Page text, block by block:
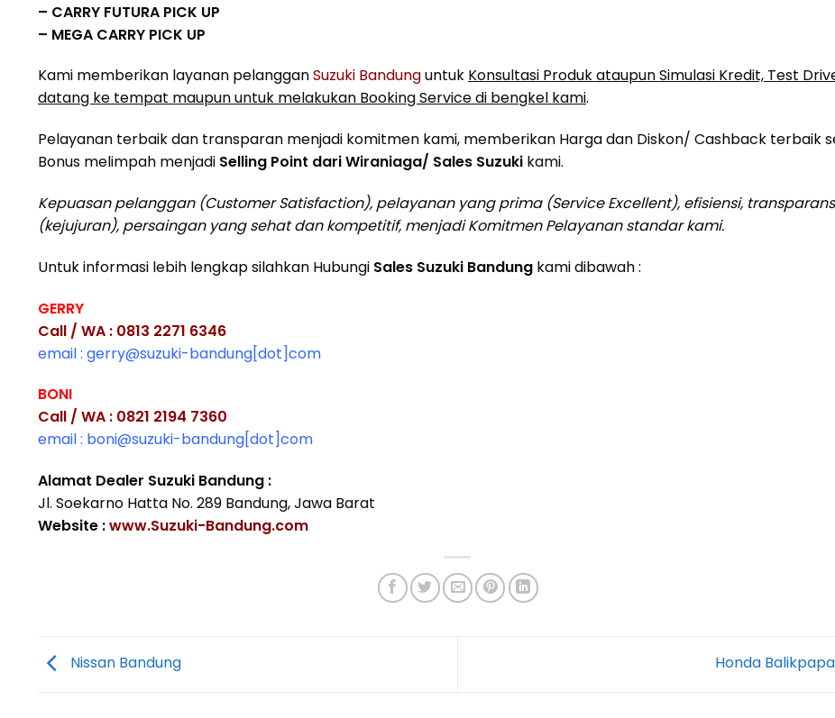
– CARRY FUTURA PICK UP
– MEGA CARRY PICK UP
Kami memberikan layanan pelangganSuzuki Bandunguntuk Konsultasi Produk ataupun Simulasi Kredit, Test
datang ke tempat maupun untuk melakukan Booking Service di bengkel kami.
Pelayanan terbaik dan transparan menjadi komitmen kami, memberikan Harga dan Diskon/ Cashback terbaik
Bonus melimpah menjadi Selling Point dari Wiraniaga/ Sales Suzuki kami.
Kepuasan pelanggan (Customer Satisfaction), pelayanan yang prima (Service Excellent), efisiensi,
(kejujuran), persaingan yang sehat dan kompetitif, menjadi Komitmen Pelayanan standar kami.
Untuk informasi lebih lengkap silahkan Hubungi Sales Suzuki Bandung kami dibawah :
GERRY
Call / WA : 0813 2271 6346
email : gerry@suzuki-bandung[dot]com
BONI
Call / WA : 0821 2194 7360
email : boni@suzuki-bandung[dot]com
Alamat Dealer Suzuki Bandung :
Jl. Soekarno Hatta No. 289 Bandung, Jawa Barat
Website :www.Suzuki-Bandung.com
Nissan Bandung Honda